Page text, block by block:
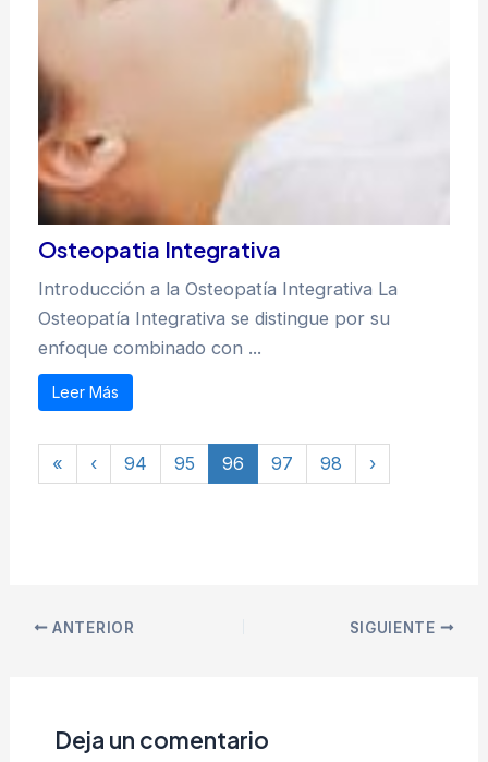
Osteopatia Integrativa
Introducción a la Osteopatía Integrativa La
Osteopatía Integrativa se distingue por su
enfoque combinado con ...
Leer Más
« ‹ 94 95 96 97 98 ›
ANTERIOR SIGUIENTE
Deja un comentario